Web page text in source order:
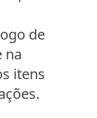
de
na
itens